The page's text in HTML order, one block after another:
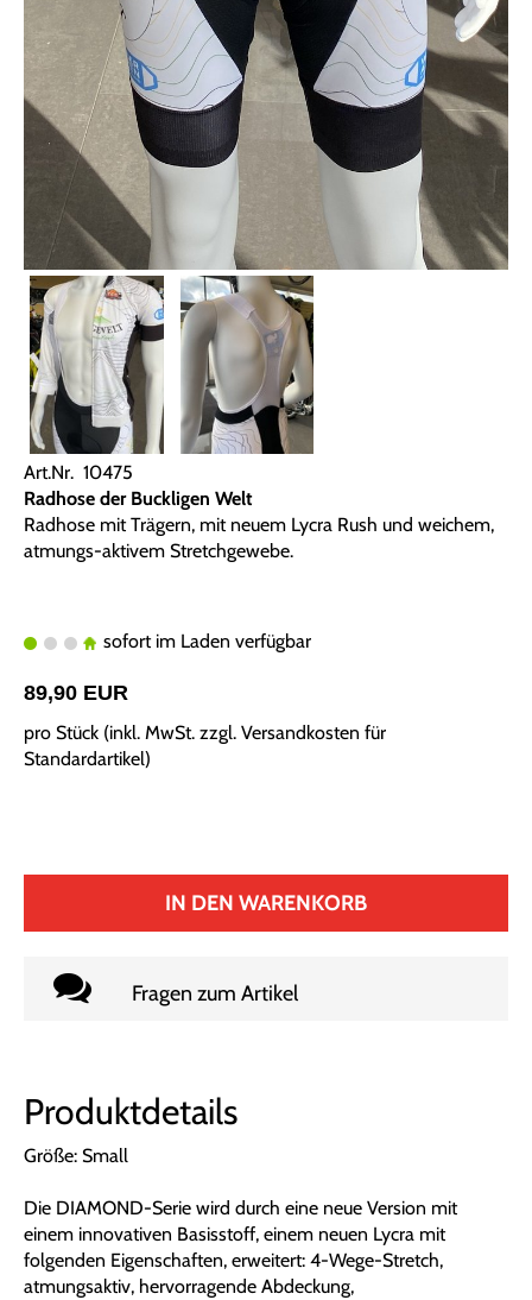
Art.Nr. 10475
Radhose der Buckligen Welt
Radhose mit Trägern, mit neuem Lycra Rush und weichem,
atmungs-aktivem Stretchgewebe.
sofort im Laden verfügbar
89,90 EUR
pro Stück (inkl. MwSt. zzgl. Versandkosten für
Standardartikel)
IN DEN WARENKORB
Fragen zum Artikel
Produktdetails
Größe: Small
Die DIAMOND-Serie wird durch eine neue Version mit
einem innovativen Basisstoff, einem neuen Lycra mit
folgenden Eigenschaften, erweitert: 4-Wege-Stretch,
atmungsaktiv, hervorragende Abdeckung,